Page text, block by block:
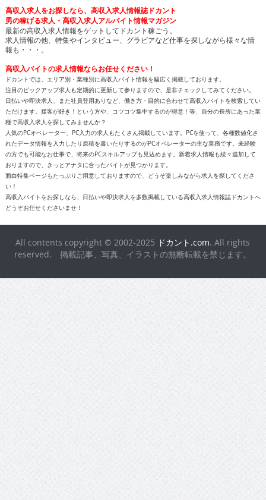
高収入求人をお探しなら、高収入求人情報誌ドカント
男の稼げる求人・高収入求人アルバイト情報マガジン
最新の高収入求人情報をゲットしてドカント稼ごう。
求人情報の他、特集やインタビュー、グラビアなど仕事を探しながら様々な情
報も・・・。
高収入バイトの求人情報ならお任せください！
ドカントでは、エリア別・業種別に高収入バイト情報を幅広く掲載しております。
注目のピックアップ求人も定期的に更新して参りますので、是非チェックしてみてください。
日払いや即決求人、また社員登用ありなど、働き方・目的に合わせて高収入バイトを検索してい
ただけます。接客が好き！という方や、コツコツ集中するのが得意！等、自分の長所にあった業
種で高収入求人を探してみませんか？
人気のPCオペレーター、PC入力の求人もたくさん掲載しています。PCを使って、各種数値化さ
れたデータ情報を入力したり原稿を書いたりするのがPCオペレーターの主な業務です。未経験
の方でも可能なお仕事で、将来のPCスキルアップも見込めます。新着求人情報も続々追加して
おりますので、きっとアナタに合ったバイトが見つかります。
面白特集ページもたっぷりご用意しておりますので、どうぞ楽しみながら求人を探してくださ
い！
高収入バイトをお探しなら、日払いや即決求人を多数掲載している高収入求人情報誌ドカントへ
どうぞお任せくださいませ！
All contents copyright © 2002-2025 ドカント.com. All rights
reserved. 掲載記事、写真、イラストの無断転載を禁じます。